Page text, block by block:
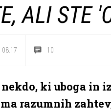
ALI STE
08.17 10
ki uboga in
razumnih